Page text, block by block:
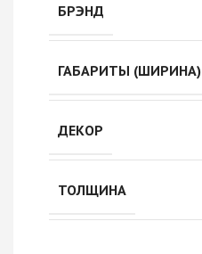
БРЭНД
ГАБАРИТЫ (ШИРИНА)
ДЕКОР
ТОЛЩИНА